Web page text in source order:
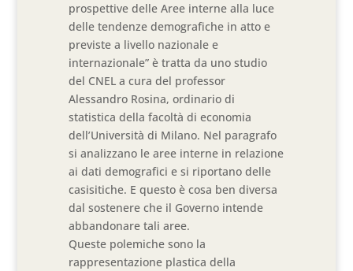
prospettive delle Aree interne alla luce
delle tendenze demografiche in atto e
previste a livello nazionale e
internazionale” è tratta da uno studio
del CNEL a cura del professor
Alessandro Rosina, ordinario di
statistica della facoltà di economia
dell’Università di Milano. Nel paragrafo
si analizzano le aree interne in relazione
ai dati demografici e si riportano delle
casisitiche. E questo è cosa ben diversa
dal sostenere che il Governo intende
abbandonare tali aree.
Queste polemiche sono la
rappresentazione plastica della